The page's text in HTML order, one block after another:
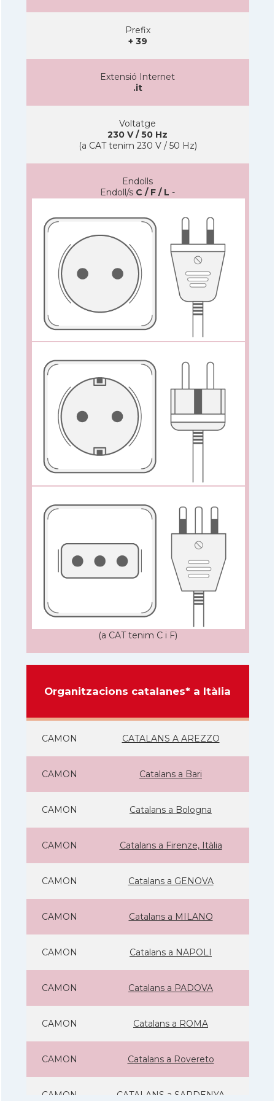
Prefix
+ 39
Extensió Internet
.it
Voltatge
230 V / 50 Hz
(a CAT tenim 230 V / 50 Hz)
Endolls
Endoll/s C / F / L -
(a CAT tenim C i F)
Organitzacions catalanes* a Itàlia
CAMON CATALANS A AREZZO
CAMON Catalans a Bari
CAMON Catalans a Bologna
CAMON Catalans a Firenze, Itàlia
CAMON Catalans a GENOVA
CAMON Catalans a MILANO
CAMON Catalans a NAPOLI
CAMON Catalans a PADOVA
CAMON Catalans a ROMA
CAMON Catalans a Rovereto
CAMON CATALANS a SARDENYA